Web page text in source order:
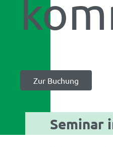
Zur Buchung
Seminar